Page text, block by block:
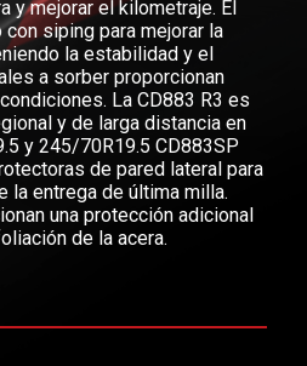
y mejorar el kilometraje. El
siping para mejorar la
la estabilidad y el
a sorber proporcionan
La CD883 R3 es
y de larga distancia en
y 245/70R19.5 CD883SP
de pared lateral para
la entrega de última milla.
una protección adicional
de la acera.